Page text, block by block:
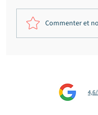
Commenter et